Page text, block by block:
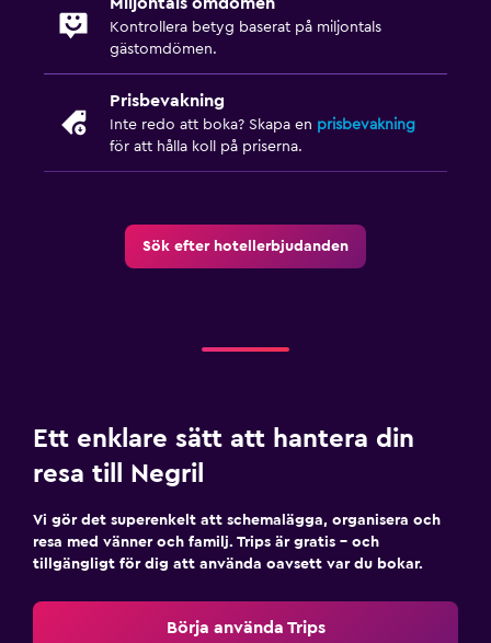
Utsikt över trädgård
Bäddsoffa
Kakel/marmorgolv
Säkerhetsvakt dygnet runt
Kassaskåp
Pool och spa
Spa
Bubbelpool
Kontrollera betyg baserat på miljontals
gästomdömen.
Prisbevakning
Inte redo att boka? Skapa en prisbevakning
för att hålla koll på priserna.
Sök efter hotellerbjudanden
Ett enklare sätt att hantera din
resa till Negril
Vi gör det superenkelt att schemalägga, organisera och
resa med vänner och familj. Trips är gratis – och
tillgängligt för dig att använda oavsett var du bokar.
Börja använda Trips